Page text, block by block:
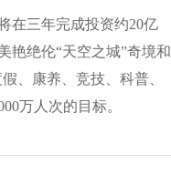
在三年完成投资约20亿
艳绝伦“天空之城”奇境和
、康养、竞技、科普、
万人次的目标。